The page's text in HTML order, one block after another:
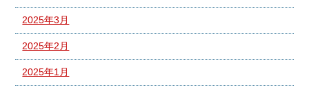
2025年3月
2025年2月
2025年1月